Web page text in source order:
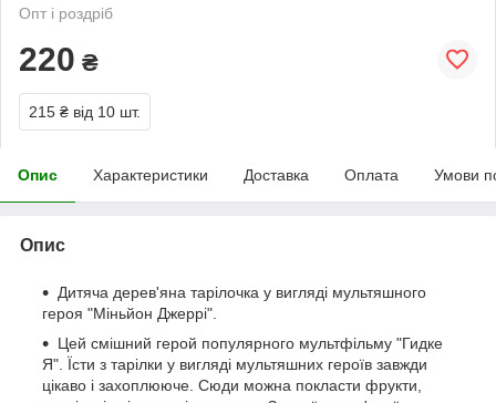
Опт і роздріб
220 ₴
215 ₴ від 10 шт.
Опис Характеристики Доставка Оплата Умови
Опис
Дитяча дерев'яна тарілочка у вигляді мультяшного
героя "Міньйон Джеррі".
Цей смішний герой популярного мультфільму "Гидке
Я". Їсти з тарілки у вигляді мультяшних героїв завжди
цікаво і захоплююче. Сюди можна покласти фрукти,